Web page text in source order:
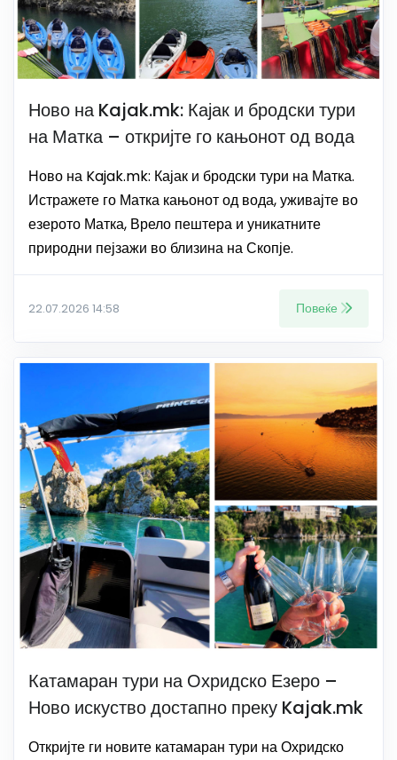
Ново на Kajak.mk: Кајак и бродски тури
на Матка – откријте го кањонот од вода
Ново на Kajak.mk: Кајак и бродски тури на Матка.
Истражете го Матка кањонот од вода, уживајте во
езерото Матка, Врело пештера и уникатните
природни пејзажи во близина на Скопје.
22.07.2026 14:58 Повеќе
Катамаран тури на Охридско Езеро –
Ново искуство достапно преку Kajak.mk
Откријте ги новите катамаран тури на Охридско